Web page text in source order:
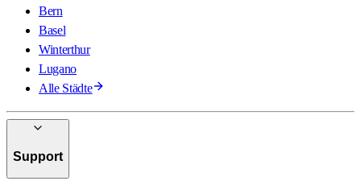
Bern
Basel
Winterthur
Lugano
Alle Städte
Support